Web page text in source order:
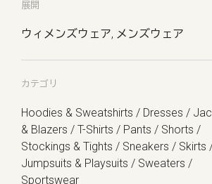
展開
ウィメンズウェア, メンズウェア
カテゴリ
Hoodies & Sweatshirts / Dresses /
& Blazers / T-Shirts / Pants / Shorts /
Stockings & Tights / Sneakers / Skirts
Jumpsuits & Playsuits / Sweaters /
Sportswear